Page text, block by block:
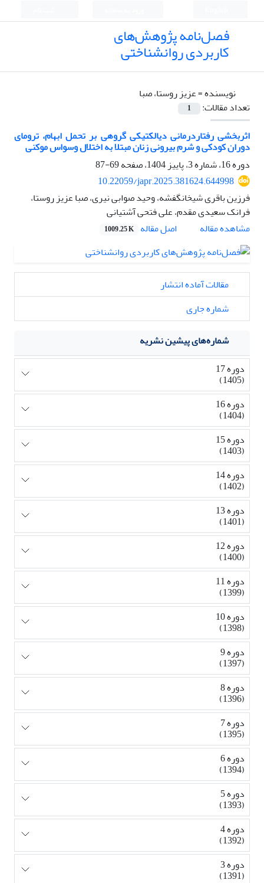
فصل‌نامه پژوهش‌های
کاربردی روانشناختی
نویسنده =عزیز روستا، صبا
تعداد مقالات:
1
اثربخشی رفتاردرمانی دیالکتیکی گروهی بر تحمل ابهام، ترومای
دوران کودکی و شرم بیرونی زنان مبتلا به اختلال وسواس موکنی
دوره 16، شماره 3، پاییز 1404، صفحه
69-87
10.22059/japr.2025.381624.644998
فرزین باقری شیخانگفشه، وحید صوابی نیری، صبا عزیز روستا،
فرانک سعیدی مقدم، علی فتحی آشتیانی
مشاهده مقاله
اصل مقاله 1009.25 K
مقالات آماده انتشار
شماره جاری
شماره‌های پیشین نشریه
دوره 17
(1405)
دوره 16
(1404)
دوره 15
(1403)
دوره 14
(1402)
دوره 13
(1401)
دوره 12
(1400)
دوره 11
(1399)
دوره 10
(1398)
دوره 9
(1397)
دوره 8
(1396)
دوره 7
(1395)
دوره 6
(1394)
دوره 5
(1393)
دوره 4
(1392)
دوره 3
(1391)